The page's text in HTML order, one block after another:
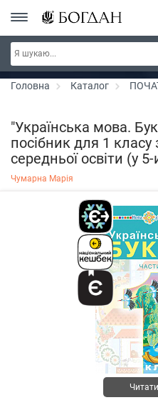
РОЗПРОДАЖ ~ 150 грн ~ 200 грн ~
300 грн ~ РОЗПРОДАЖ
Головна Каталог
"Українська мова.
посібник для 1 класу
середньої освіти (у
Чумарна Марія